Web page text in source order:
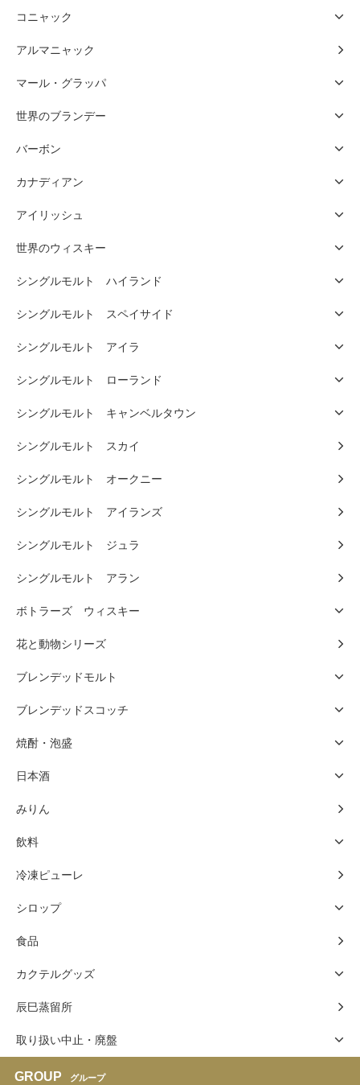
コニャック
アルマニャック
マール・グラッパ
世界のブランデー
バーボン
カナディアン
アイリッシュ
世界のウィスキー
シングルモルト ハイランド
シングルモルト スペイサイド
シングルモルト アイラ
シングルモルト ローランド
シングルモルト キャンベルタウン
シングルモルト スカイ
シングルモルト オークニー
シングルモルト アイランズ
シングルモルト ジュラ
シングルモルト アラン
ボトラーズ ウィスキー
花と動物シリーズ
ブレンデッドモルト
ブレンデッドスコッチ
焼酎・泡盛
日本酒
みりん
飲料
冷凍ピューレ
シロップ
食品
カクテルグッズ
辰巳蒸留所
取り扱い中止・廃盤
GROUP グループ